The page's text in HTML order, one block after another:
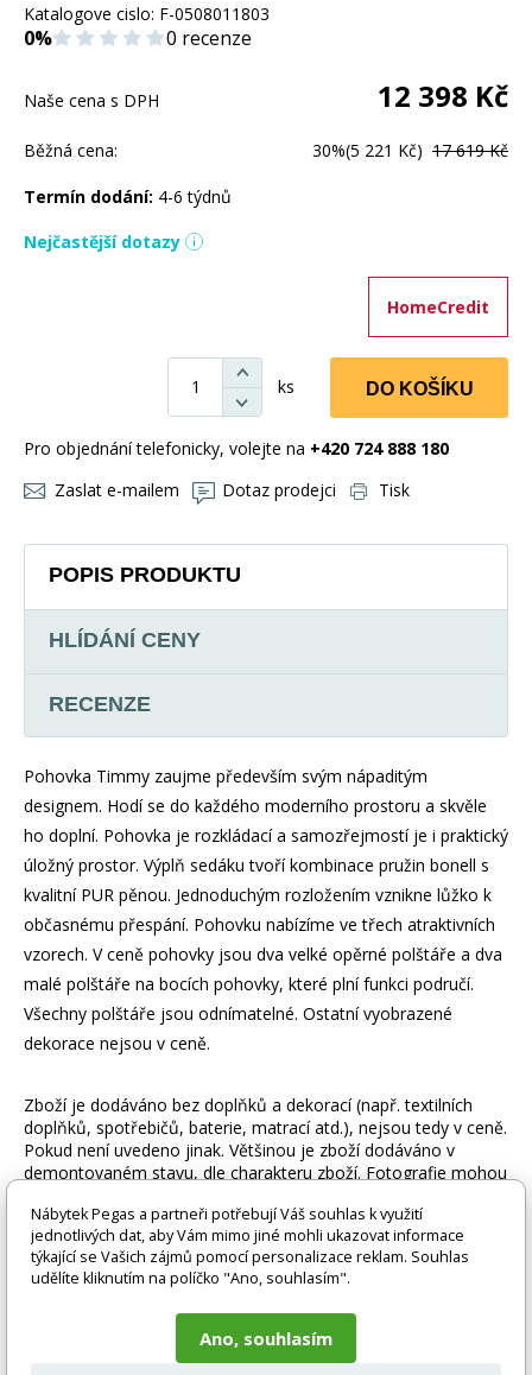
Katalogove cislo: F-0508011803
0% 0 recenze
Naše cena s DPH 12 398 Kč
Běžná cena: 30%(5 221 Kč) 17 619 Kč
Termín dodání: 4-6 týdnů
Nejčastější dotazy
HomeCredit
ks DO KOŠÍKU
Pro objednání telefonicky, volejte na +420 724 888 180
Zaslat e-mailem
Dotaz prodejci Tisk
POPIS PRODUKTU
HLÍDÁNÍ CENY
RECENZE
Pohovka Timmy zaujme především svým nápaditým
designem. Hodí se do každého moderního prostoru a skvěle
ho doplní. Pohovka je rozkládací a samozřejmostí je i praktický
úložný prostor. Výplň sedáku tvoří kombinace pružin bonell s
kvalitní PUR pěnou. Jednoduchým rozložením vznikne lůžko k
občasnému přespání. Pohovku nabízíme ve třech atraktivních
vzorech. V ceně pohovky jsou dva velké opěrné polštáře a dva
malé polštáře na bocích pohovky, které plní funkci područí.
Všechny polštáře jsou odnímatelné. Ostatní vyobrazené
dekorace nejsou v ceně.
Zboží je dodáváno bez doplňků a dekorací (např. textilních
doplňků, spotřebičů, baterie, matrací atd.), nejsou tedy v ceně.
Pokud není uvedeno jinak. Většinou je zboží dodáváno v
demontovaném stavu, dle charakteru zboží. Fotografie mohou
vlivem nastavení monitoru a převodem do el. podoby. V
případě nejasností kontaktujte naše klientské centrum
pegas@nabytek-pegas.cz či volejte 777244446.
Technické parametry
Nábytek Pegas a partneři potřebují Váš souhlas k využití
jednotlivých dat, aby Vám mimo jiné mohli ukazovat informace
týkající se Vašich zájmů pomocí personalizace reklam. Souhlas
udělíte kliknutím na políčko "Ano, souhlasím".
Ano, souhlasím